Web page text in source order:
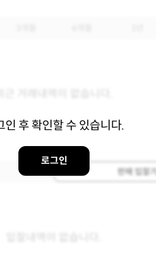
인 후 확인할 수 있습니다.
로그인
판매 입찰가